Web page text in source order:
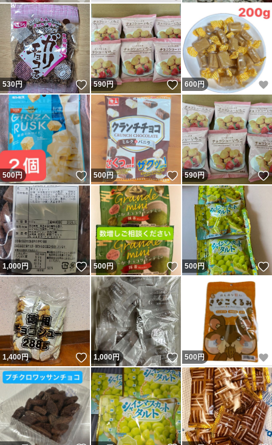
530円 いいね！
590円 いいね！
600円
500円 いいね！
500円 いいね！
590円
1,000円 いいね！
500円 いいね！
500円
1,400円 いいね！
1,000円 いいね！
500 円